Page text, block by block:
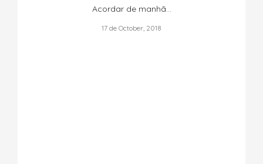
Acordar de manhã…
17 de October, 2018